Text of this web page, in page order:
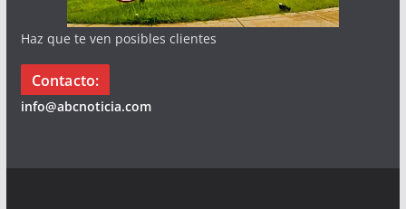
Haz que te ven posibles clientes
Contacto:
info@abcnoticia.com